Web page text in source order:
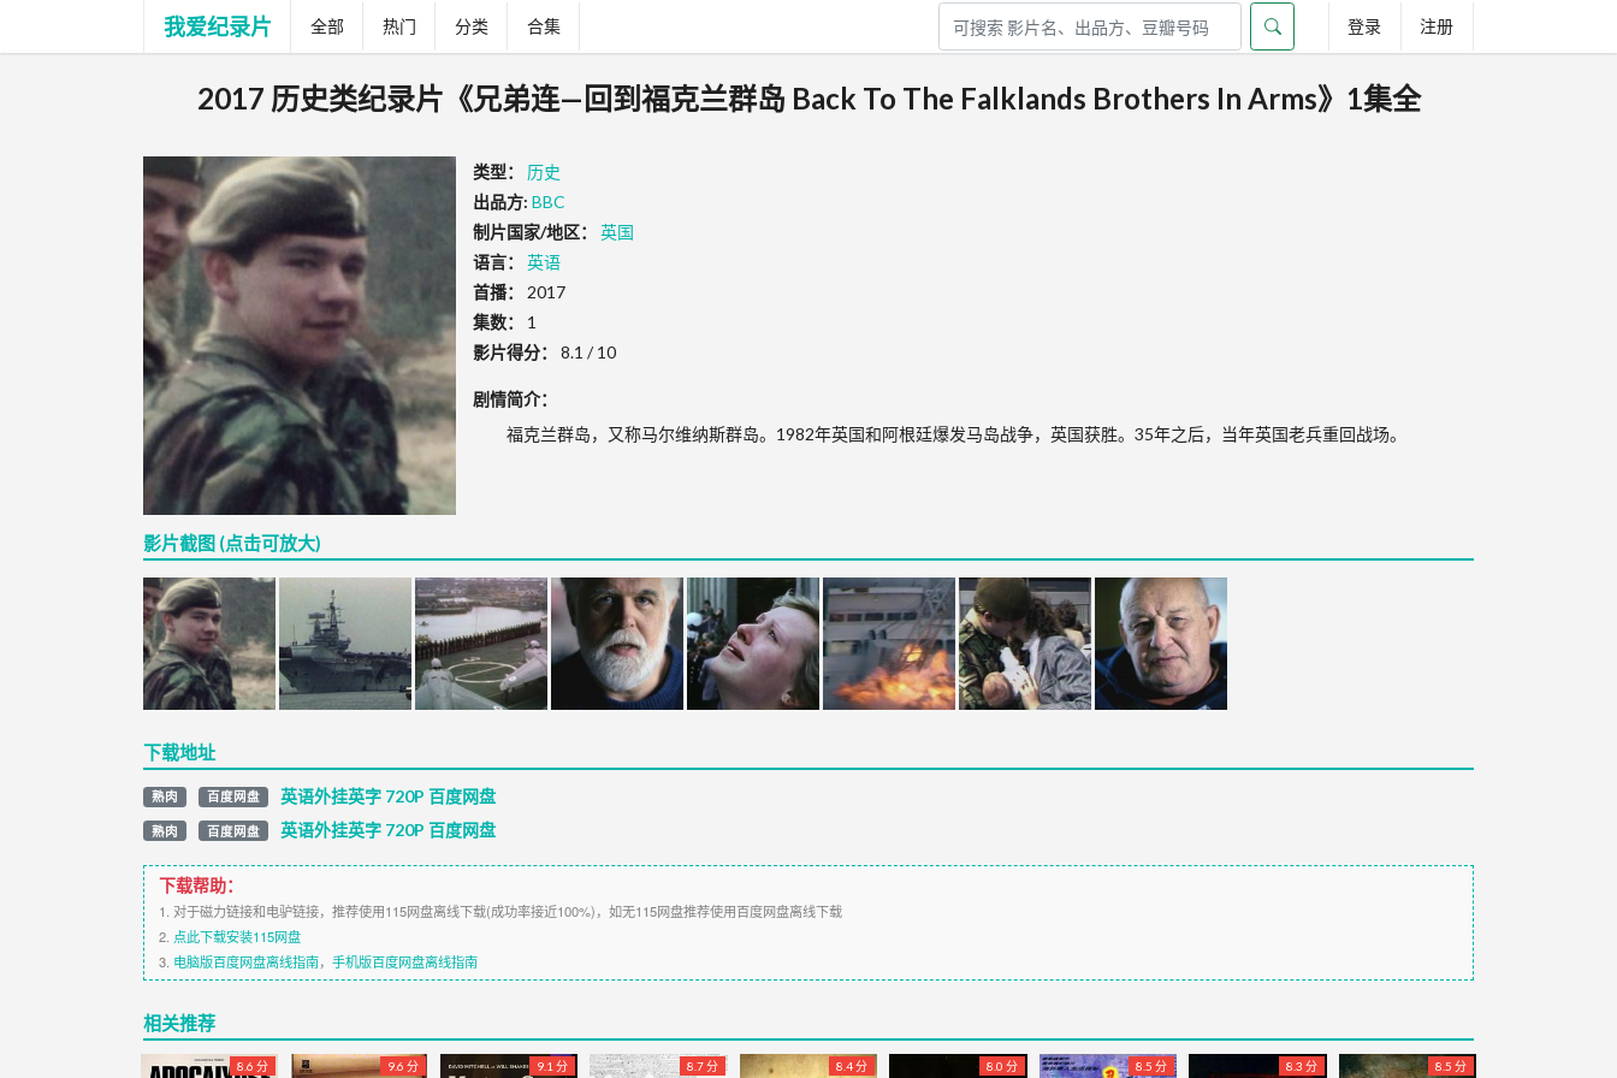
我爱纪录片 全部 热门 分类 合集 登录 注册
2017 历史类纪录片《兄弟连—回到福克兰群岛 Back To The Falklands Brothers In Arms》1集全
类型：
历史
出品方: BBC
制片国家/地区：
英国
语言：
英语
首播：
2017
集数：
1
影片得分：
8.1 / 10
剧情简介：
福克兰群岛，又称马尔维纳斯群岛。1982年英国和阿根廷爆发马岛战争，英国获胜。35年之后，当年英国老兵重回战场。
影片截图 (点击可放大)
下载地址
熟肉 百度网盘 英语外挂英字 720P 百度网盘
熟肉 百度网盘 英语外挂英字 720P 百度网盘
下载帮助：
1. 对于磁力链接和电驴链接，推荐使用115网盘离线下载(成功率接近100%)，如无115网盘推荐使用百度网盘离线下载
2. 点此下载安装115网盘
3. 电脑版百度网盘离线指南， 手机版百度网盘离线指南
相关推荐
8.6 分 9.6 分 9.1 分 8.7 分 8.4 分 8.0 分 8.5 分 8.3 分 8.5 分